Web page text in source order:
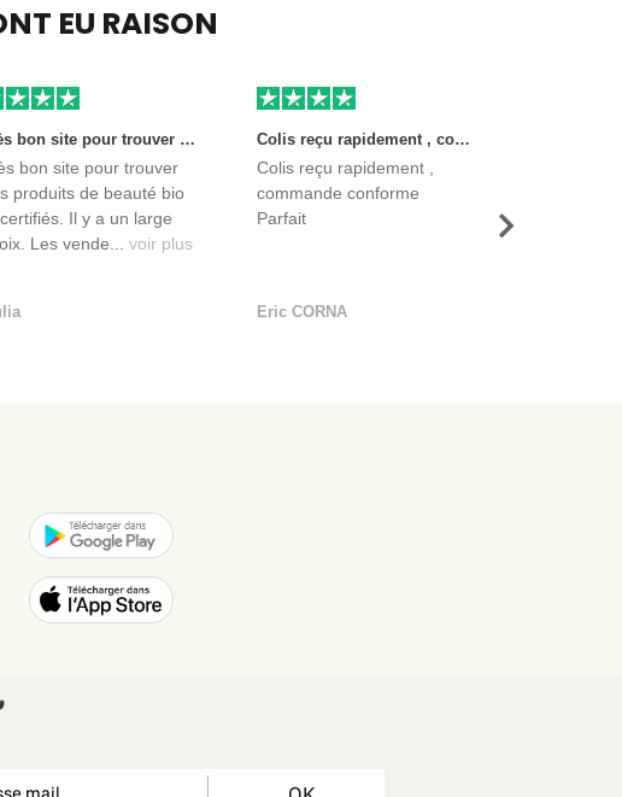
EU RAISON
Très bon site pour trouver des produits de beauté bio et certifiés. Il y a un large choix. Les vendeurs sont des entreprises françaises qui propose aussi des produits de qualité et moins chers que ce qu’on peut trouver dans des magasins.
bon site pour trouver
produits de beauté bio
Il y a un large
Les vende... voir plus
Colis reçu rapidement , commande conforme Parfait
Colis reçu rapidement ,
commande conforme
Parfait
Eric CORNA
Suivant